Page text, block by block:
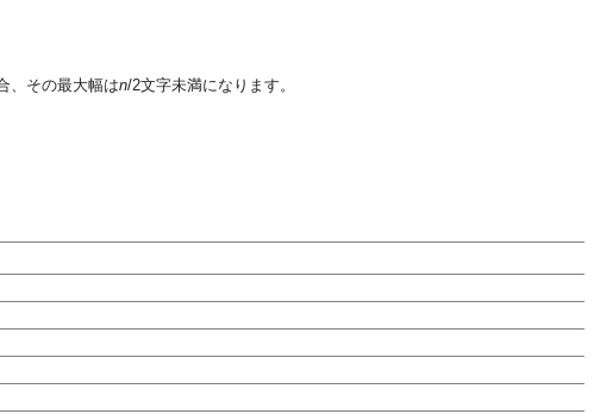
、その最大幅はn/2文字未満になります。